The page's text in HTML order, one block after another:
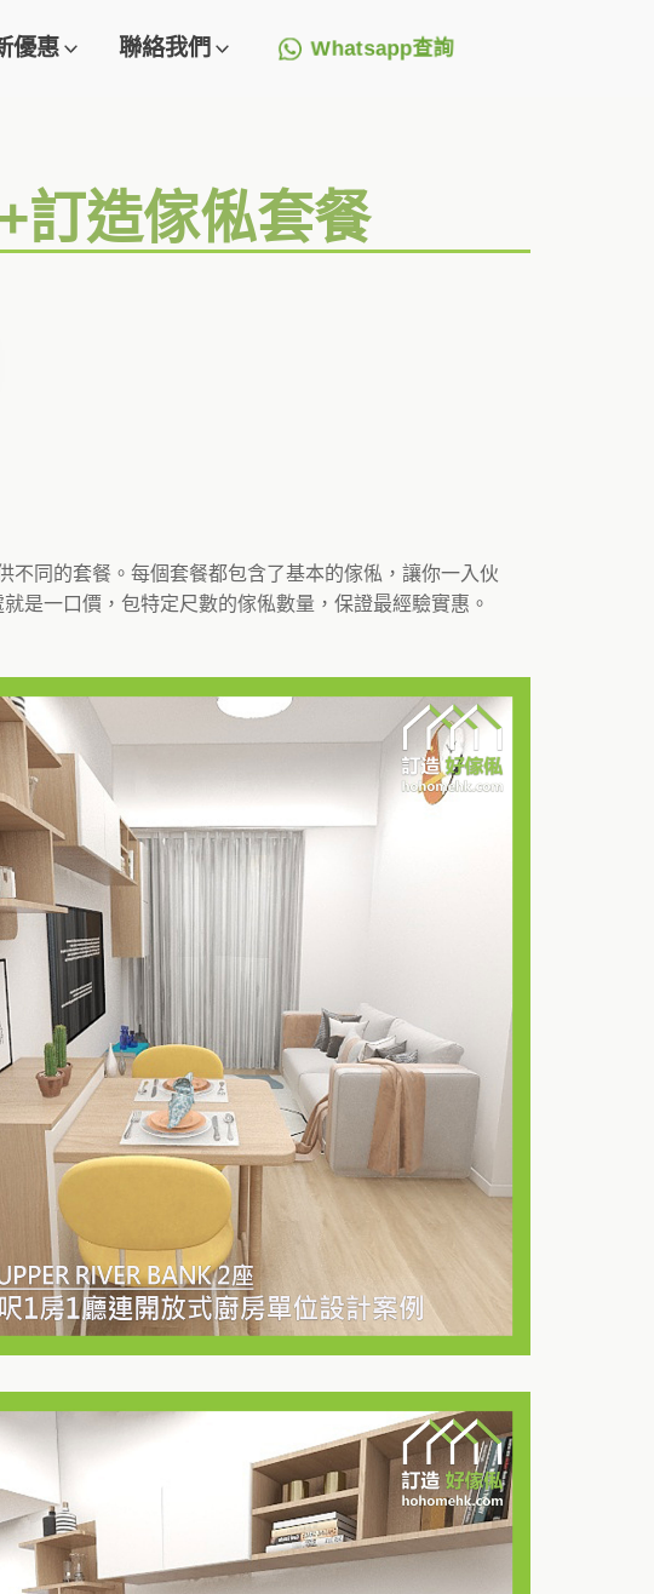
優惠 聯絡我們 Whatsapp查詢
訂造傢俬套餐
同的套餐。每個套餐都包含了基本的傢俬，讓你一入伙
是一口價，包特定尺數的傢俬數量，保證最經驗實惠。